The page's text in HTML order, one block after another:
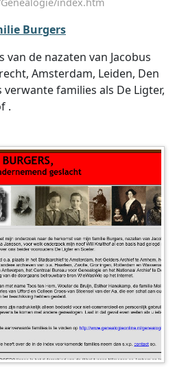
Burgers
van de nazaten van Jacobus
Amsterdam, Leiden, Den
verwante families als De Ligter,
.